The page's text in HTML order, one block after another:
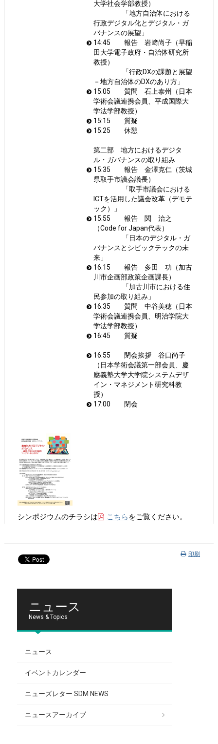
大学社会学部教授）
「地方自治体における
行政デジタル化とデジタル・ガ
バナンスの展望」
14:45 報告 岩﨑尚子（早稲
田大学電子政府・自治体研究所
教授）
「行政DXの課題と展望
－地方自治体のDXのあり方」
15:05 質問 石上泰州（日本
学術会議連携会員、平成国際大
学法学部教授）
15:15 質疑
15:25 休憩
第二部 地方におけるデジタ
ル・ガバナンスの取り組み
15:35 報告 金澤克仁（茨城
県取手市議会議長）
「取手市議会における
ICTを活用した議会改革（デモテ
ック）」
15:55 報告 関 治之
（Code for Japan代表）
「日本のデジタル・ガ
バナンスとシビックテックの未
来」
16:15 報告 多田 功（加古
川市企画部政策企画課長）
「加古川市における住
民参加の取り組み」
16:35 質問 中谷美穂（日本
学術会議連携会員、明治学院大
学法学部教授）
16:45 質疑
16:55 閉会挨拶 谷口尚子
（日本学術会議第一部会員、慶
應義塾大学大学院システムデザ
イン・マネジメント研究科教
授）
17:00 閉会
シンポジウムのチラシは こちら をご覧ください。
印刷
ニュース
News & Topics
ニュース
イベントカレンダー
ニューズレター SDM NEWS
ニュースアーカイブ